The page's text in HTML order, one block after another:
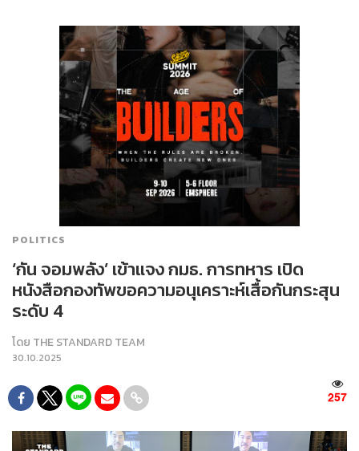
POLITICS
‘กัน จอมพลัง’ เข้าแจง กมธ. การทหาร เปิด
หนังสือกองทัพขอความอนุเคราะห์เสื้อกันกระสุน
ระดับ 4
โดย THE STANDARD TEAM
30.10.2025
257